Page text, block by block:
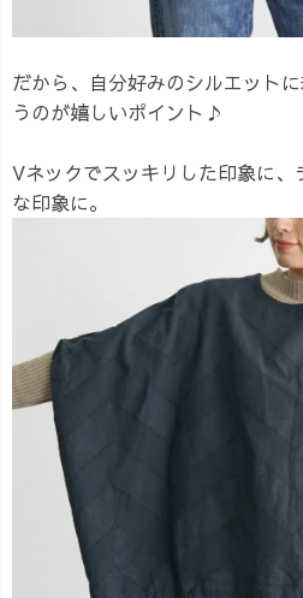
だから、自分好みのシルエット
うのが嬉しいポイント♪
Vネックでスッキリした印象に、
な印象に。